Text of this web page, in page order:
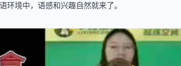
环境中，语感和兴趣自然就来了。